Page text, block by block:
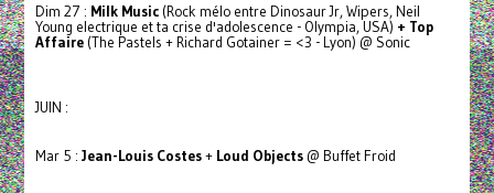
Dim 27 : Milk Music (Rock mélo entre Dinosaur Jr, Wipers, Neil
Young electrique et ta crise d'adolescence - Olympia, USA) + Top
Affaire (The Pastels + Richard Gotainer = <3 - Lyon) @ Sonic
JUIN :
Mar 5 : Jean-Louis Costes+ Loud Objects@ Buffet Froid